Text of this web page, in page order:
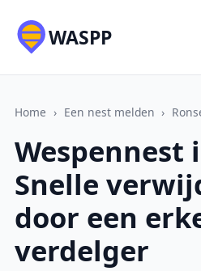
WASPP
Home › Een nest melden ›
Wespennest
Snelle
door een
verdelger